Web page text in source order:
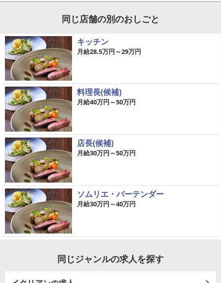
同じ店舗の別のおしごと
キッチン
月給28.5万円～29万円
料理長(候補)
月給40万円～50万円
店長(候補)
月給30万円～50万円
ソムリエ・バーテンダー
月給30万円～40万円
同じジャンルの求人を探す